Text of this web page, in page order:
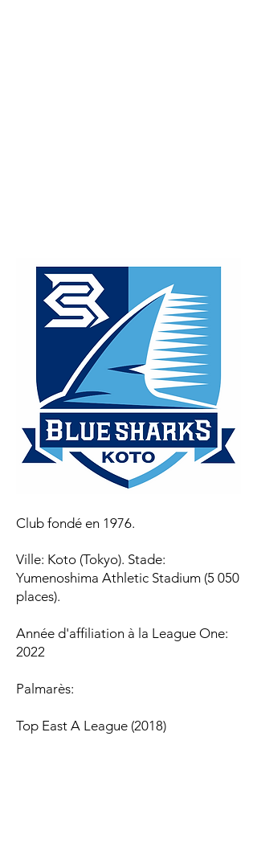
Club fondé en 1976.
Ville: Koto (Tokyo). Stade:
Yumenoshima Athletic Stadium (5 050
places).
Année d'affiliation à la League One:
2022
Palmarès:
Top East A League (2018)